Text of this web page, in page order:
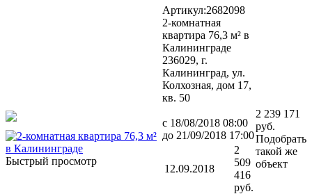
Быстрый просмотр
Артикул:2682098
2-комнатная
квартира 76,3 м² в
Калининграде
236029, г.
Калининград, ул.
Колхозная, дом 17,
кв. 50
с 18/08/2018 08:00
до 21/09/2018 17:00
12.09.2018
2
509
416
руб.
2 239 171
руб.
Подобрать
такой же
объект